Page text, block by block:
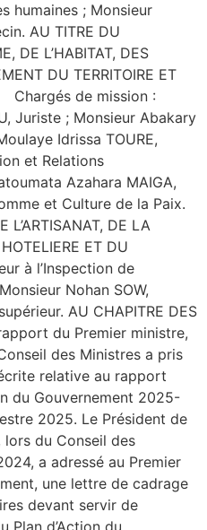
humaines ; Monsieur
AU TITRE DU
DE L’HABITAT, DES
DU TERRITOIRE ET
de mission :
Juriste ; Monsieur Abakary
Idrissa TOURE,
et Relations
Azahara MAIGA,
et Culture de la Paix.
L’ARTISANAT, DE LA
ET DU
à l’Inspection de
Nohan SOW,
AU CHAPITRE DES
du Premier ministre,
des Ministres a pris
relative au rapport
du Gouvernement 2025-
2025. Le Président de
lors du Conseil des
a adressé au Premier
une lettre de cadrage
devant servir de